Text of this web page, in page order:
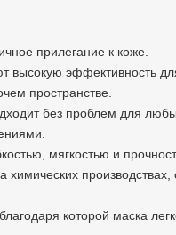
прилегание к коже.
высокую эффективность
пространстве.
без проблем для
мягкостью и
производствах,
которой маска